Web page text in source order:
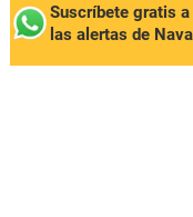
Suscríbete gratis
las alertas de